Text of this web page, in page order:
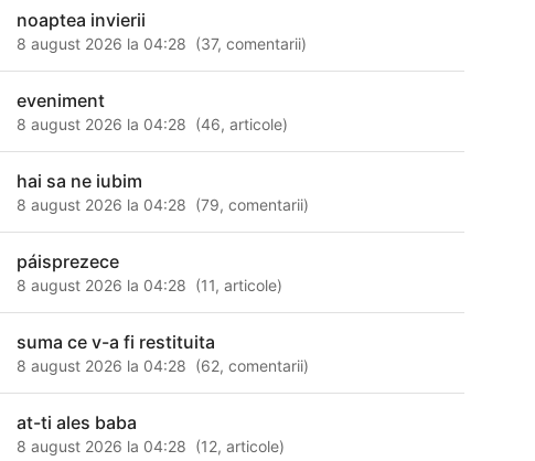
noaptea invierii
8 august 2026 la 04:28 (37,comentarii)
eveniment
8 august 2026 la 04:28 (46,articole)
hai sa ne iubim
8 august 2026 la 04:28 (79,comentarii)
páisprezece
8 august 2026 la 04:28 (11,articole)
suma ce v-a fi restituita
8 august 2026 la 04:28 (62,comentarii)
at-ti ales baba
8 august 2026 la 04:28 (12,articole)